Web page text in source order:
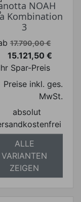
NOAH
Kombination
3
17.790,00 €
Preis
15.121,50 €
Spar-Preis
Preise inkl. ges.
MwSt.
absolut
ALLE
VARIANTEN
ZEIGEN